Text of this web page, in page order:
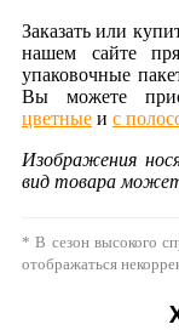
Заказать или
нашем сайте
упаковочные
Вы можете
цветные и с
Изображения
вид товара
* В сезон высокого
отображаться